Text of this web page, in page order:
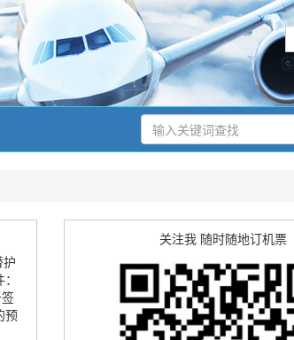
预
关注我 随时随地订机票